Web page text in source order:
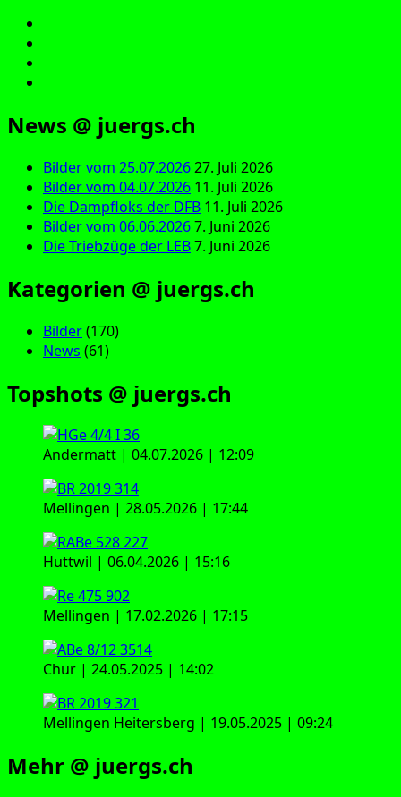
News @ juergs.ch
Bilder vom 25.07.202627. Juli 2026
Bilder vom 04.07.2026 11. Juli 2026
Die Dampfloks der DFB 11. Juli 2026
Bilder vom 06.06.20267. Juni 2026
Die Triebzüge der LEB7. Juni 2026
Kategorien @ juergs.ch
Bilder(170)
News (61)
Topshots @ juergs.ch
Andermatt | 04.07.2026 | 12:09
Mellingen | 28.05.2026 | 17:44
Huttwil | 06.04.2026 | 15:16
Mellingen | 17.02.2026 | 17:15
Chur | 24.05.2025 | 14:02
Mellingen Heitersberg | 19.05.2025 | 09:24
Mehr @ juergs.ch